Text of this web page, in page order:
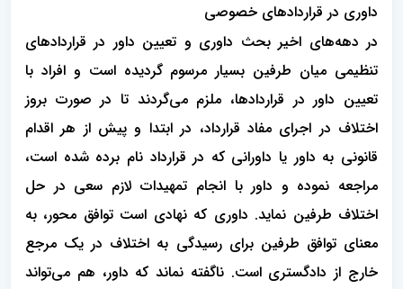
داوری در قراردادهای خصوصی
در دهه‌های اخیر بحث داوری و تعیین داور در قراردادهای
تنظیمی میان طرفین بسیار مرسوم گردیده است و افراد با
تعیین داور در قراردادها، ملزم می‌گردند تا در صورت بروز
اختلاف در اجرای مفاد قرارداد، در ابتدا و پیش از هر اقدام
قانونی به داور یا داورانی که در قرارداد نام برده شده است،
مراجعه نموده و داور با انجام تمهیدات لازم سعی در حل
اختلاف طرفین نماید. داوری که نهادی است توافق محور، به
معنای توافق طرفین برای رسیدگی به اختلاف در یک مرجع
خارج از دادگستری است. ناگفته نماند که داور، هم می‌تواند